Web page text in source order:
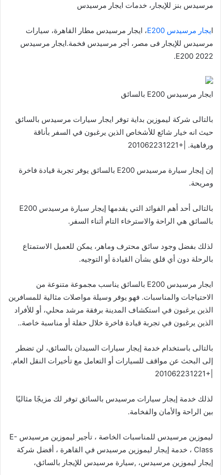
مرسيدس بنز للإيجار، خدمات ايجار مرسيدس
ايجار مرسيدس E200
، ايجار مرسيدس مطار القاهرة، سيارات
مرسيدس للإيجار فى مصر، أجر مرسيدس فخمة.ايجار مرسيدس
E200 2022.
ايجار مرسيدس E200 بالسائق
بالتالى شركة ليموزين بداية توفر ايجار سيارات مرسيدس بالسائق
حيث انه خيار شائع للأشخاص الذين يرغبون في السفر بأناقة
ورفاهية. |+201062231221
إن إيجار سيارة مرسيدس E200 بالسائق يوفر تجربة قيادة فاخرة
ومريحة.
بالتالى أحد أهم الفوائد التي يقدمها إيجار سيارة مرسيدس E200
بالسائق هي الراحة والاسترخاء التام أثناء السفر.
لذلك بفضل وجود سائق محترف وماهر، يمكن للعميل الاستمتاع
بالرحلة دون أي قلق بشأن القيادة أو التوجيه.
ايجار مرسيدس E200 بالسائق يناسب مجموعة متنوعة من
الاحتياجات والمناسبات. فهو يوفر وسيلة مواصلات مثالية للمسافرين
الذين يرغبون في استكشاف المدينة برفقة مرشد محلي، أو للأفراد
الذين يرغبون في تجربة قيادة فاخرة خلال حفلة أو مناسبة خاصة..
بالتالى باستخدام خدمة إيجار سيارات السيدان بالسائق، لن تضطر
إلى البحث عن مواقف للسيارات أو التعامل مع تأخيرات النقل العام.
|+201062231221
لذلك خدمة إيجار سيارات مرسيدس بالسائق توفر لك مزيجًا مثاليًا
بين الراحة والأمان والفخامة.
ليموزين مرسيدس للمناسبات الخاصة ، تأجير ليموزين مرسيدس E-
Class ، خدمة إيجار ليموزين مرسيدس في القاهرة ، أفضل شركة
إيجار ليموزين مرسيدس، ,سيارة مرسيدس للإيجار بالسائق،